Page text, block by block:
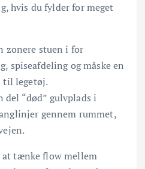
hvis du fylder for meget
zonere stuen i for
spiseafdeling og måske en
til legetøj.
“død” gulvplads i
gennem rummet,
at tænke flow mellem